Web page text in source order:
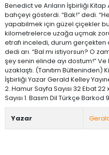
Benedict ve Arıların İşbirliği Kitap
bahçeyi gösterdi. “Bak!” dedi.
yapabilmek için güzel çiçekler
kilometrelerce uzağa uçmak
etrafı inceledi, durum gerçekten
dedi arı. “Bal mı istiyorsun? O
şey senin elinde ayı dostum!”
uzaklaştı. (Tanıtım Bülteninden)
İşbirliği Yazar Gerald Kelley
2. Hamur Sayfa Sayısı 32 Ebat 22
Sayısı 1. Basım Dil Türkçe
Yazar